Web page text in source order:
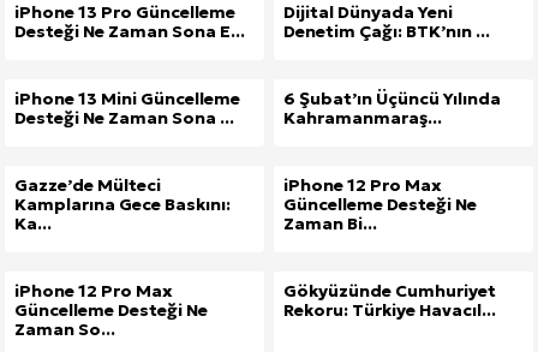
iPhone 13 Pro Güncelleme
Desteği Ne Zaman Sona E...
Dijital Dünyada Yeni
Denetim Çağı: BTK’nın ...
iPhone 13 Mini Güncelleme
Desteği Ne Zaman Sona ...
6 Şubat’ın Üçüncü Yılında
Kahramanmaraş...
Gazze’de Mülteci
Kamplarına Gece Baskını:
Ka...
iPhone 12 Pro Max
Güncelleme Desteği Ne
Zaman Bi...
iPhone 12 Pro Max
Güncelleme Desteği Ne
Zaman So...
Gökyüzünde Cumhuriyet
Rekoru: Türkiye Havacıl...